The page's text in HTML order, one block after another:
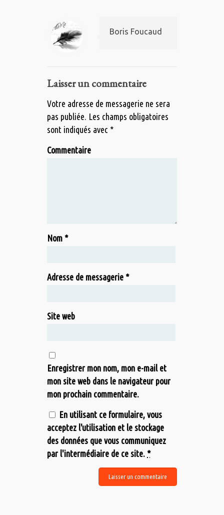
Boris Foucaud
Laisser un commentaire
Votre adresse de messagerie ne sera
pas publiée. Les champs obligatoires
sont indiqués avec *
Commentaire
Nom *
Adresse de messagerie *
Site web
Enregistrer mon nom, mon e-mail et
mon site web dans le navigateur pour
mon prochain commentaire.
En utilisant ce formulaire, vous
acceptez l'utilisation et le stockage
des données que vous communiquez
par l'intermédiaire de ce site. *